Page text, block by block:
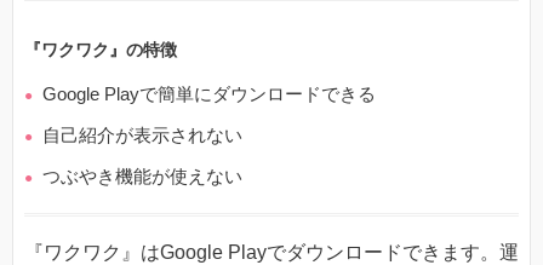
『ワクワク』の特徴
Google Playで簡単にダウンロードできる
自己紹介が表示されない
つぶやき機能が使えない
『ワクワク』はGoogle Playでダウンロードできます。運